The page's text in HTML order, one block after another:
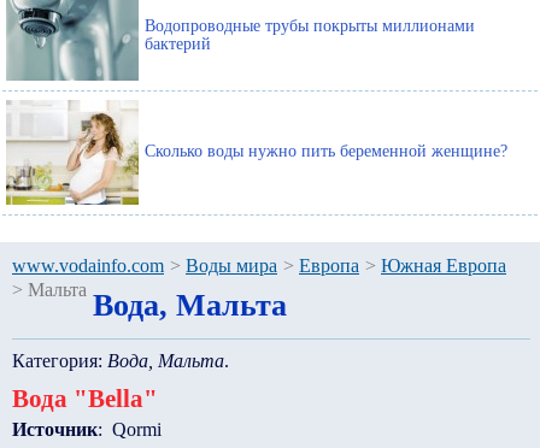
Водопроводные трубы покрыты миллионами
бактерий
Сколько воды нужно пить беременной женщине?
www.vodainfo.com > Воды мира > Европа > Южная Европа
> Мальта Вода, Мальта
Категория: Вода, Мальта.
Вода "Bella"
Источник: Qormi